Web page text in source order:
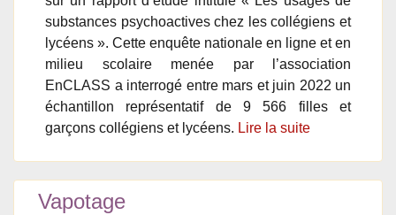
substances psychoactives chez les collégiens et
lycéens ». Cette enquête nationale en ligne et en
milieu scolaire menée par l’association
EnCLASS a interrogé entre mars et juin 2022 un
échantillon représentatif de 9 566 filles et
garçons collégiens et lycéens. Lire la suite
Vapotage